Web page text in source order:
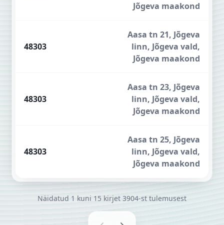
Jõgeva maakond
48303
Aasa tn 21, Jõgeva
linn, Jõgeva vald,
Jõgeva maakond
48303
Aasa tn 23, Jõgeva
linn, Jõgeva vald,
Jõgeva maakond
48303
Aasa tn 25, Jõgeva
linn, Jõgeva vald,
Jõgeva maakond
Näidatud 1 kuni 15 kirjet 3904-st tulemusest